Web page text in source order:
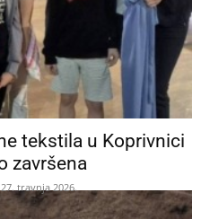
tekstila u Koprivnici
završena
travnja 2026.